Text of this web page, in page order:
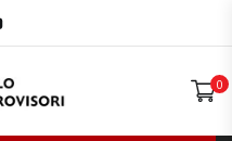
Youtube
0